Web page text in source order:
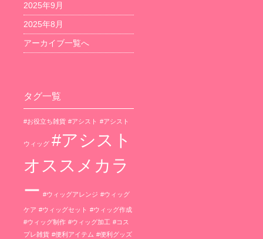
2025年9月
2025年8月
アーカイブ一覧へ
タグ一覧
#お役立ち雑貨 #アシスト #アシスト
ウィッグ #アシスト
オススメカラ
ー #ウィッグアレンジ #ウィッグ
ケア #ウィッグセット #ウィッグ作成
#ウィッグ制作 #ウィッグ加工 #コス
プレ雑貨 #便利アイテム #便利グッズ